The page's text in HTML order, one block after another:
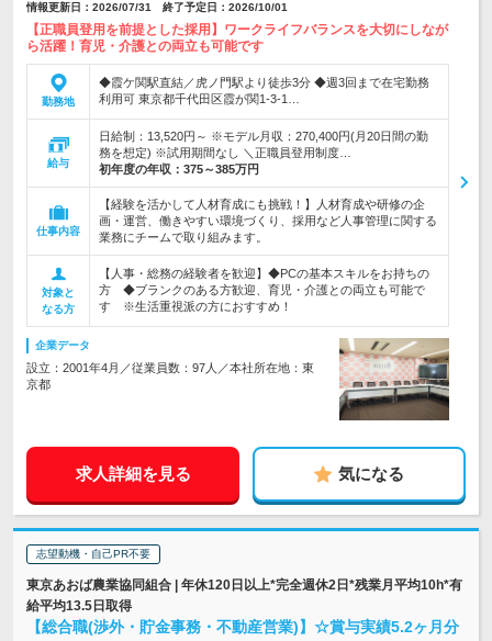
情報更新日：2026/07/31 終了予定日：2026/10/01
【正職員登用を前提とした採用】ワークライフバランスを大切にしなが
ら活躍！育児・介護との両立も可能です
勤務地
◆霞ケ関駅直結／虎ノ門駅より徒歩3分 ◆週3回まで在宅勤務
利用可 東京都千代田区霞が関1-3-1…
給与
日給制：13,520円～ ※モデル月収：270,400円(月20日間の勤
務を想定) ※試用期間なし ＼正職員登用制度…
初年度の年収： 375～385万円
仕事内容
【経験を活かして人材育成にも挑戦！】人材育成や研修の企
画・運営、働きやすい環境づくり、採用など人事管理に関する
業務にチームで取り組みます。
対象と
なる方
【人事・総務の経験者を歓迎】◆PCの基本スキルをお持ちの
方 ◆ブランクのある方歓迎、育児・介護との両立も可能で
す ※生活重視派の方におすすめ！
企業データ
設立：2001年4月／従業員数：97人／本社所在地：東
京都
求人詳細を見る 気になる
志望動機・自己PR不要
東京あおば農業協同組合 | 年休120日以上*完全週休2日*残業月平均10h*有
給平均13.5日取得
【総合職(渉外・貯金事務・不動産営業)】☆賞与実績5.2ヶ月分